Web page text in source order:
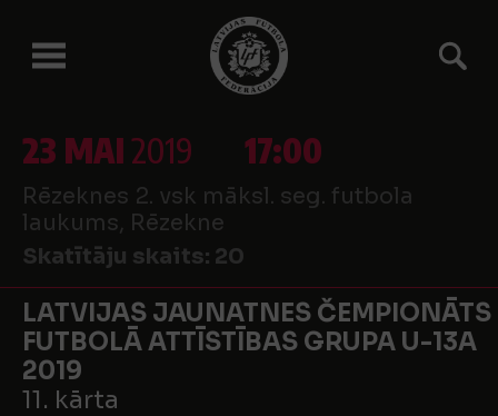
23 MAI2019 17:00
Rēzeknes 2. vsk māksl. seg. futbola
laukums, Rēzekne
Skatītāju skaits: 20
LATVIJAS JAUNATNES ČEMPIONĀTS
FUTBOLĀ ATTĪSTĪBAS GRUPA U-13A
2019
11. kārta